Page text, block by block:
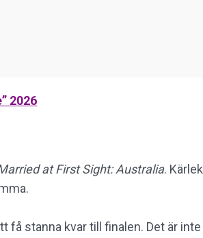
2026
at First Sight: Australia. Kärlek
få stanna kvar till finalen. Det är inte